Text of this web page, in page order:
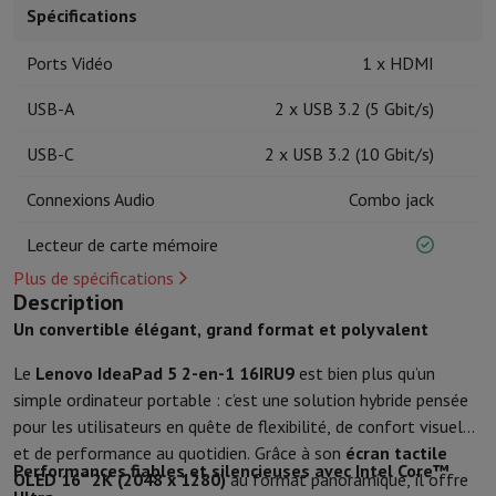
Accessoires de cuisine
Ustensiles de pâtisserie
Accessoires boissons
Carafes & Gobelets
Décoration de table
Soins & Santé
Soins des cheveuxLisseurSèche-Cheveux
Brosse
BeautéSoin du VisageMiroir
RasageTondeuse à Cheveux
ÉpilationLadyshaveÉpilateurÉpilateur à lumière pulsée
WellnessPèse-personneTensiomètreStimulateur circulatoire
Téléphonie & Navigation
SmartphonesTous les smartphonesApple iPhoneiPhone 17
Smartphones reconditionnésSmartphones reconditionnésiPhone
Montres connectées Smartwatch Apple WatchSamsung Galaxy
Spécifications
Ports Vidéo 1 x HDMI
USB-A 2 x USB 3.2 (5 Gbit/s)
USB-C 2 x USB 3.2 (10 Gbit/s)
Connexions Audio Combo jack
Lecteur de carte mémoire
Plus de spécifications
Description
Un convertible élégant, grand format et polyvalent
Le Lenovo IdeaPad 5 2-en-1 16IRU9 est bien plus qu’un
simple ordinateur portable : c’est une solution hybride pensée
pour les utilisateurs en quête de flexibilité, de confort visuel
et de performance au quotidien. Grâce à son écran tactile
OLED 16" 2K (2048 x 1280)au format panoramique, il offre
Performances fiables et silencieuses avec Intel Core™